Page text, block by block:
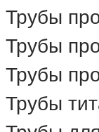
Трубы
Трубы
Трубы
Трубы